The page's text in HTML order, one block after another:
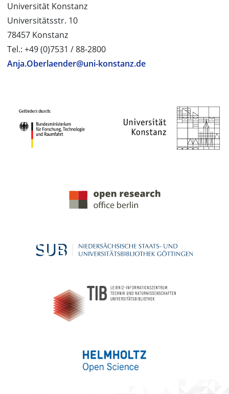
Universität Konstanz
Universitätsstr. 10
78457 Konstanz
Tel.: +49 (0)7531 / 88-2800
Anja.Oberlaender@uni-konstanz.de